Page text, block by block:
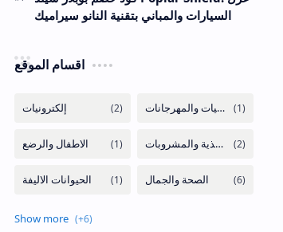
السيارات والمباني بتقنية النانو سيراميك
اقسام الموقع